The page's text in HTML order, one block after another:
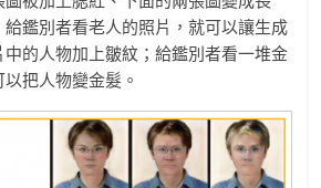
鑑別者看老人的照片，就可以讓生成
的人物加上皺紋；給鑑別者看一堆金
把人物變金髮。